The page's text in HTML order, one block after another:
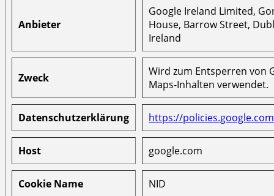
Anbieter
Google Ireland Limited,
House, Barrow Street,
Ireland
Zweck
Wird zum Entsperren von
Maps-Inhalten verwendet.
Datenschutzerklärung https://
Host google.com
Cookie Name NID